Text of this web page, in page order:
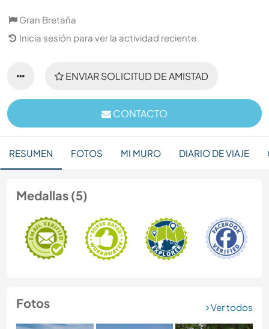
Gran Bretaña
Inicia sesión para ver la actividad reciente
ENVIAR SOLICITUD DE AMISTAD
CONTACTO
RESUMEN FOTOS MI MURO DIARIO DE VIAJE
Medallas (5)
Fotos Ver todos